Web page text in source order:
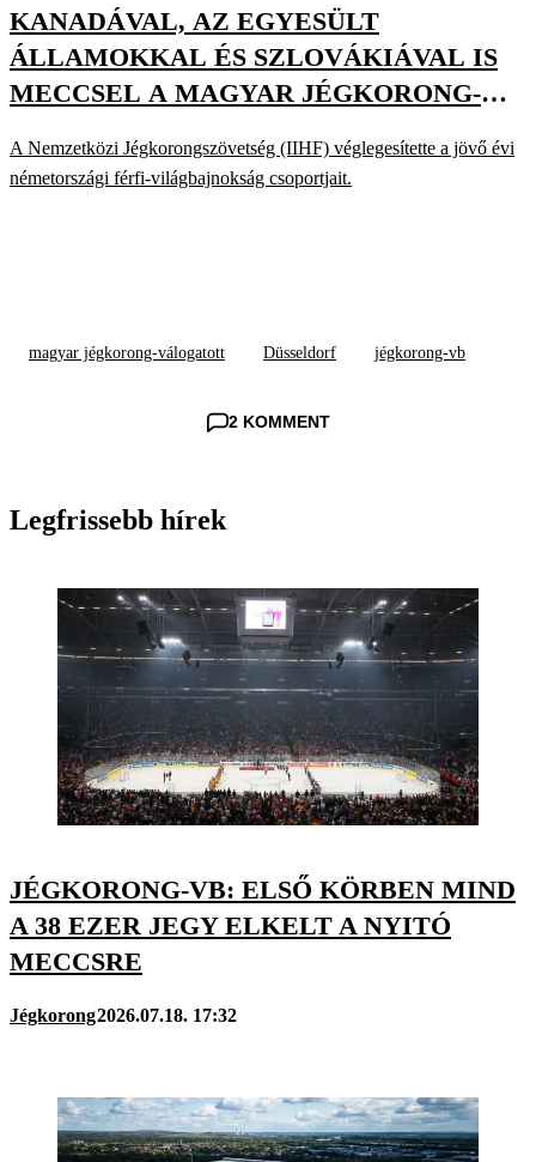
KANADÁVAL, AZ EGYESÜLT
ÁLLAMOKKAL ÉS SZLOVÁKIÁVAL IS
MECCSEL A MAGYAR JÉGKORONG-
A Nemzetközi Jégkorongszövetség (IIHF) véglegesítette a jövő évi
németországi férfi-világbajnokság csoportjait.
magyar jégkorong-válogatott Düsseldorf jégkorong-vb
2 KOMMENT
Legfrissebb hírek
JÉGKORONG-VB: ELSŐ KÖRBEN MIND
A 38 EZER JEGY ELKELT A NYITÓ
MECCSRE
Jégkorong2026.07.18. 17:32